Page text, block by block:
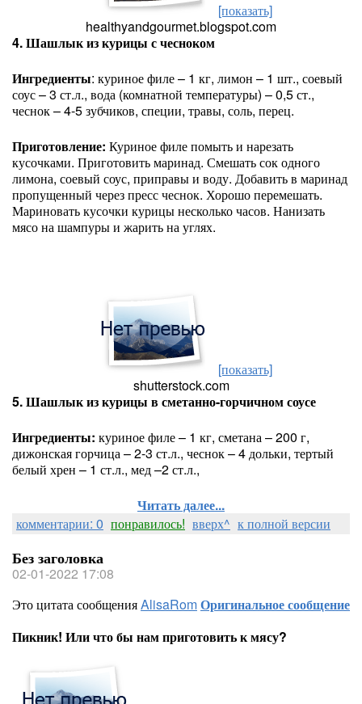
[показать]
healthyandgourmet.blogspot.com
4. Шашлык из курицы с чесноком
Ингредиенты: куриное филе – 1 кг, лимон – 1 шт., соевый
соус – 3 ст.л., вода (комнатной температуры) – 0,5 ст.,
чеснок – 4-5 зубчиков, специи, травы, соль, перец.
Приготовление: Куриное филе помыть и нарезать
кусочками. Приготовить маринад. Смешать сок одного
лимона, соевый соус, приправы и воду. Добавить в маринад
пропущенный через пресс чеснок. Хорошо перемешать.
Мариновать кусочки курицы несколько часов. Нанизать
мясо на шампуры и жарить на углях.
[показать]
shutterstock.com
5. Шашлык из курицы в сметанно-горчичном соусе
Ингредиенты: куриное филе – 1 кг, сметана – 200 г,
дижонская горчица – 2-3 ст.л., чеснок – 4 дольки, тертый
белый хрен – 1 ст.л., мед –2 ст.л.,
Читать далее...
комментарии: 0 понравилось! вверх^ к полной версии
Без заголовка
02-01-2022 17:08
Это цитата сообщенияAlisaRomОригинальное сообщение
Пикник! Или что бы нам приготовить к мясу?